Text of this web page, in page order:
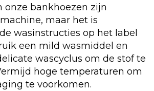
onze bankhoezen zijn
maar het is
wasinstructies op het label
een mild wasmiddel en
wascyclus om de stof te
hoge temperaturen om
te voorkomen.